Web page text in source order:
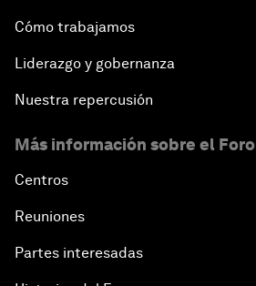
Cómo trabajamos
Liderazgo y gobernanza
Nuestra repercusión
Más información sobre el Foro
Centros
Reuniones
Partes interesadas